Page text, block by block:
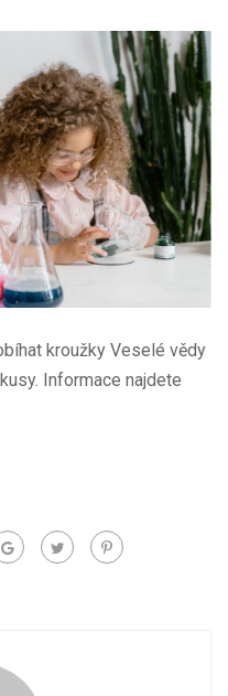
kroužky Veselé vědy
Informace najdete